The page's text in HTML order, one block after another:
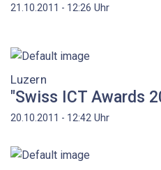
21.10.2011 - 12:26 Uhr
Luzern
"Swiss ICT Awards
20.10.2011 - 12:42 Uhr